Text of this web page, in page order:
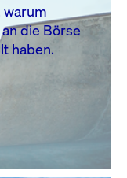
22
23
warum
die Börse
haben.